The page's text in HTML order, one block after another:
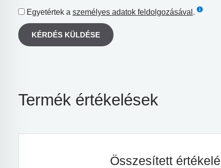
Egyetértek a személyes adatok feldolgozásával .
KÉRDÉS KÜLDÉSE
Termék értékelések
Összesített